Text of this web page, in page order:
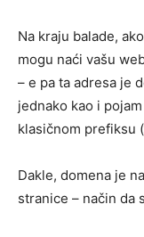
Na kraju balade,
mogu naći vašu
– e pa ta adresa je
jednako kao i
klasičnom prefiksu
Dakle, domena je
stranice – način da